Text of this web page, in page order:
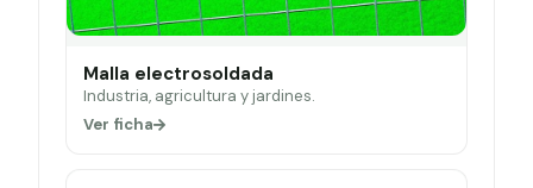
Malla electrosoldada
Industria, agricultura y jardines.
Ver ficha